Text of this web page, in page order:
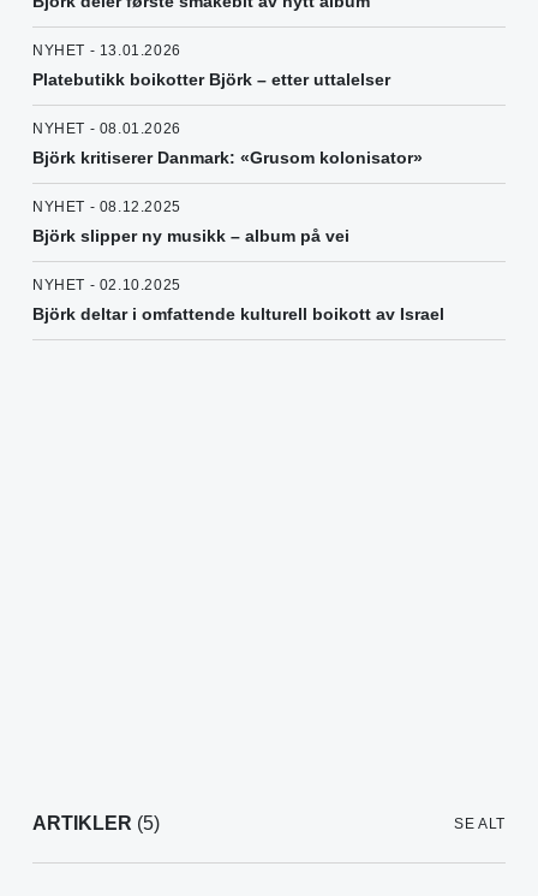
NYHET - 13.01.2026
Platebutikk boikotter Björk – etter uttalelser
NYHET - 08.01.2026
Björk kritiserer Danmark: «Grusom kolonisator»
NYHET - 08.12.2025
Björk slipper ny musikk – album på vei
NYHET - 02.10.2025
Björk deltar i omfattende kulturell boikott av Israel
ARTIKLER (5) SE ALT